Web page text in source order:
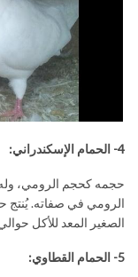
4- الحمام الإسكندراني:
حجمه كحجم الرومي،
الرومي في صفاته. يُنتج
الصغير المعد للأكل حوالي 1 كيلو
5- الحمام القطاوي :